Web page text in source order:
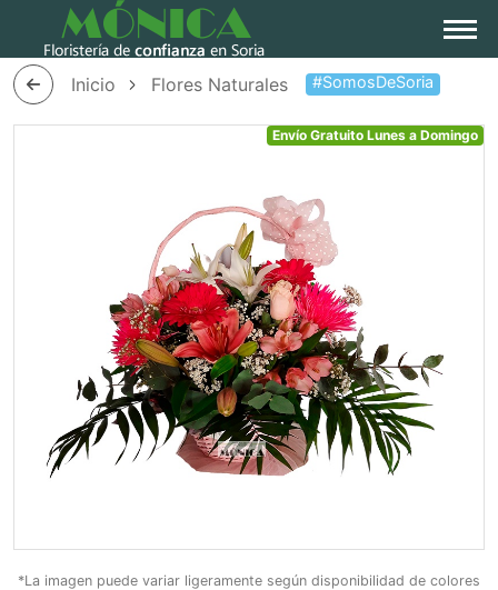
Inicio Flores Naturales #SomosDeSoria
Envío Gratuito Lunes aDomingo
*La imagen puede variar ligeramente según disponibilidad de colores